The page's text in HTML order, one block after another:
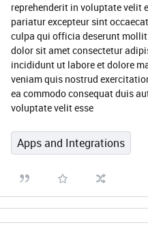
reprehenderit in voluptate velit
pariatur excepteur sint
culpa qui officia deserunt
dolor sit amet consectetur
incididunt ut labore et dolore
veniam quis nostrud
ea commodo consequat duis
voluptate velit esse
Apps and Integrations